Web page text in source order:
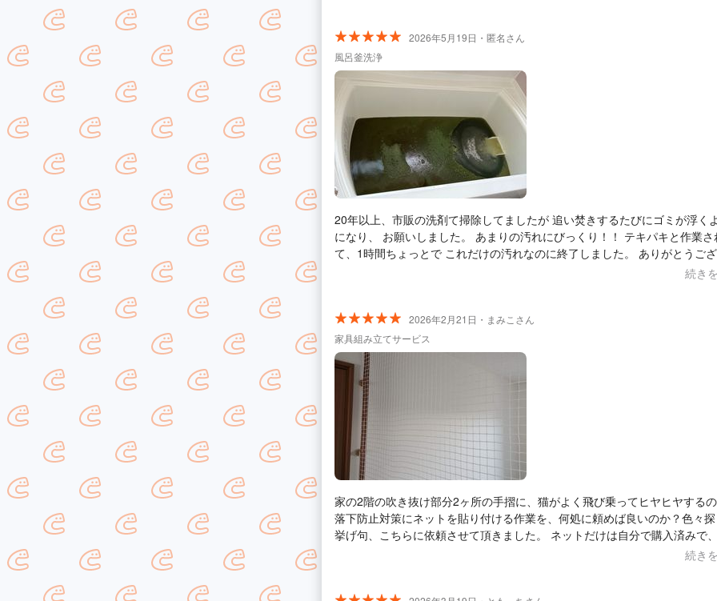
2026年5月19日・匿名さん
風呂釜洗浄
20年以上、市販の洗剤て掃除してましたが 追い焚きするたびにゴミが浮く
になり、 お願いしました。 あまりの汚れにびっくり！！ テキパキと作業され
て、1時間ちょっとで これだけの汚れなのに終了しました。 ありがとうご
続き
2026年2月21日・まみこさん
家具組み立てサービス
家の2階の吹き抜け部分2ヶ所の手摺に、猫がよく飛び乗ってヒヤヒヤする
落下防止対策にネットを貼り付ける作業を、何処に頼めば良いのか？色々
挙げ句、こちらに依頼させて頂きました。 ネットだけは自分で購入済みで、打ち
合わせに１度来て頂き現場を見て貰いお話をして、後日見積もりを送って
続き